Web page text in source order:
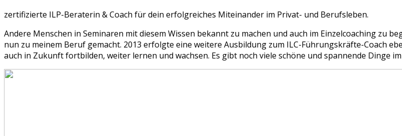
zertifizierte ILP-Beraterin & Coach für dein erfolgreiches Miteinander im Privat- und Berufsleben.
Andere Menschen in Seminaren mit diesem Wissen bekannt zu machen und auch im Einzelcoaching zu
nun zu meinem Beruf gemacht. 2013 erfolgte eine weitere Ausbildung zum ILC-Führungskräfte-Coach
auch in Zukunft fortbilden, weiter lernen und wachsen. Es gibt noch viele schöne und spannende Dinge